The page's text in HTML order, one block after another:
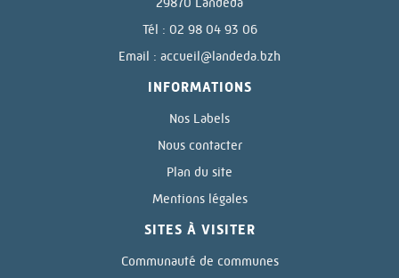
Tél : 02 98 04 93 06
Email : accueil@landeda.bzh
INFORMATIONS
Nos Labels
Nous contacter
Plan du site
Mentions légales
SITES À VISITER
Communauté de communes